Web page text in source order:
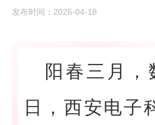
发布时间：2026-04-18
阳春三月
日，西安电子